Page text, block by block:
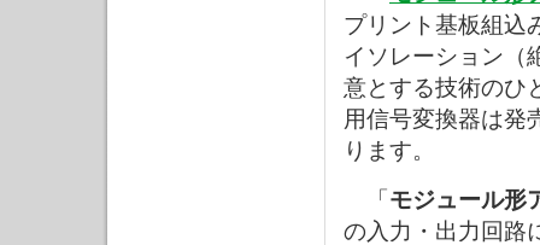
プリント基板組込
イソレーション（
意とする技術のひ
用信号変換器は発
ります。
「 モジュール形
の入力・出力回路